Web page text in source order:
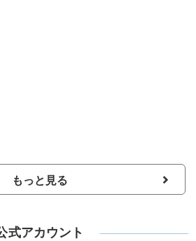
もっと見る
式アカウント